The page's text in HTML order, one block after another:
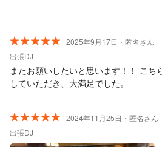
2025年9月17日・匿名さん
出張DJ
またお願いしたいと思います！！ こち
していただき、大満足でした。
2024年11月25日・匿名さん
出張DJ